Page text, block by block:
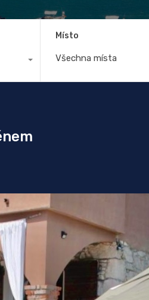
Místo
Všechna místa